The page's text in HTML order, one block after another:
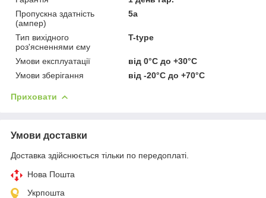
Пропускна здатність
(ампер)
5a
Тип вихідного
роз'ясненнями єму
T-type
Умови експлуатації
від 0°C до +30°C
Умови зберігання
від -20°C до +70°C
Приховати
Умови доставки
Доставка здійснюється тільки по передоплаті.
Нова Пошта
Укрпошта